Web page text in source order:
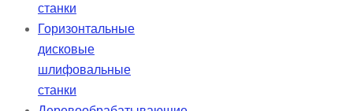
станки
Горизонтальные
дисковые
шлифовальные
станки